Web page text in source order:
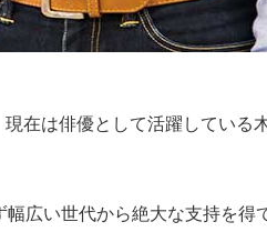
在は俳優として活躍している
広い世代から絶大な支持を得